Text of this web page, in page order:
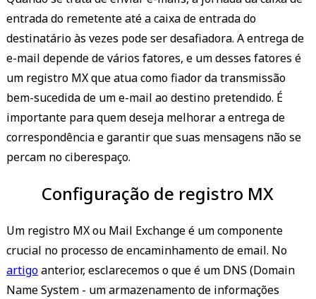
entrada do remetente até a caixa de entrada do
destinatário às vezes pode ser desafiadora. A entrega de
e-mail depende de vários fatores, e um desses fatores é
um registro MX que atua como fiador da transmissão
bem-sucedida de um e-mail ao destino pretendido. É
importante para quem deseja melhorar a entrega de
correspondência e garantir que suas mensagens não se
percam no ciberespaço.
Configuração de registro MX
Um registro MX ou Mail Exchange é um componente
crucial no processo de encaminhamento de email. No
artigoanterior, esclarecemos o que é um DNS (Domain
Name System - um armazenamento de informações